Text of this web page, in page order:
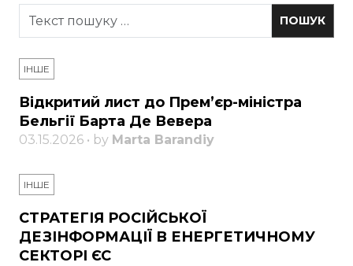
ІНШЕ
Відкритий лист до Прем’єр-міністра
Бельгії Барта Де Вевера
03.15.2026 • by Marta Barandiy
ІНШЕ
СТРАТЕГІЯ РОСІЙСЬКОЇ
ДЕЗІНФОРМАЦІЇ В ЕНЕРГЕТИЧНОМУ
СЕКТОРІ ЄС